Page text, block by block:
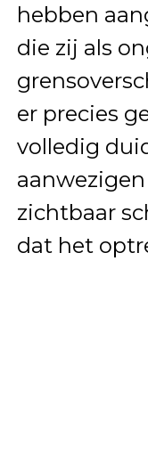
hebben
die zij als
er precies
volledig
zichtbaar
dat het